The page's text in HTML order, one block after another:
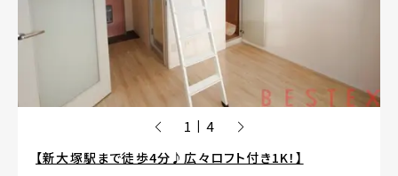
1 | 4
【新大塚駅まで徒歩4分♪広々ロフト付き1K！】